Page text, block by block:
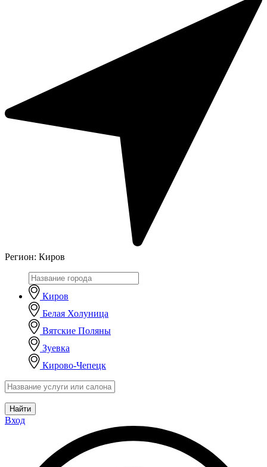
Регион: Киров
Киров
Белая Холуница
Вятские Поляны
Зуевка
Кирово-Чепецк
Найти
Вход